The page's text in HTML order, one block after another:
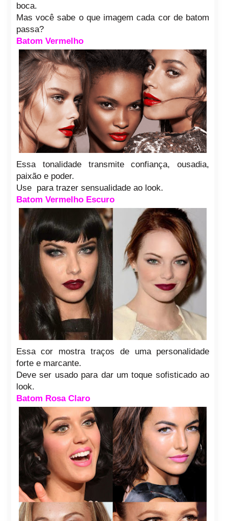
boca.
Mas você sabe o que imagem cada cor de batom
passa?
Batom Vermelho
Essa tonalidade transmite confiança, ousadia,
paixão e poder.
Use para trazer sensualidade ao look.
Batom Vermelho Escuro
Essa cor mostra traços de uma personalidade
forte e marcante.
Deve ser usado para dar um toque sofisticado ao
look.
Batom Rosa Claro